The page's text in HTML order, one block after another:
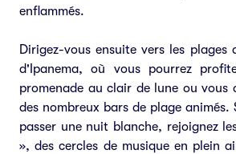
enflammés.
Dirigez-vous ensuite vers les plages
d'Ipanema, où vous pourrez
promenade au clair de lune ou vous
des nombreux bars de plage animés.
passer une nuit blanche, rejoignez
», des cercles de musique en plein